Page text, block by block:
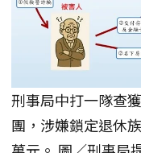
刑事局中打一隊查
團，涉嫌鎖定退休